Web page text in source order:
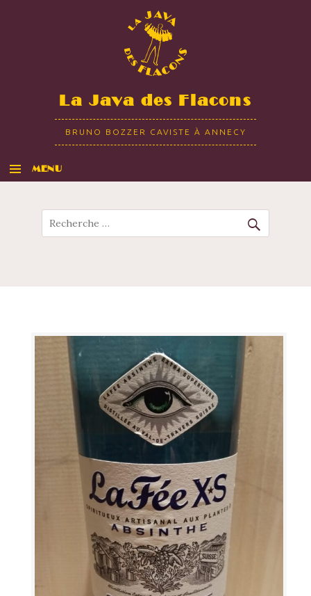
La Java des Flacons
BRUNO BOZZER CAVISTE À ANNECY
MENU
Recherche